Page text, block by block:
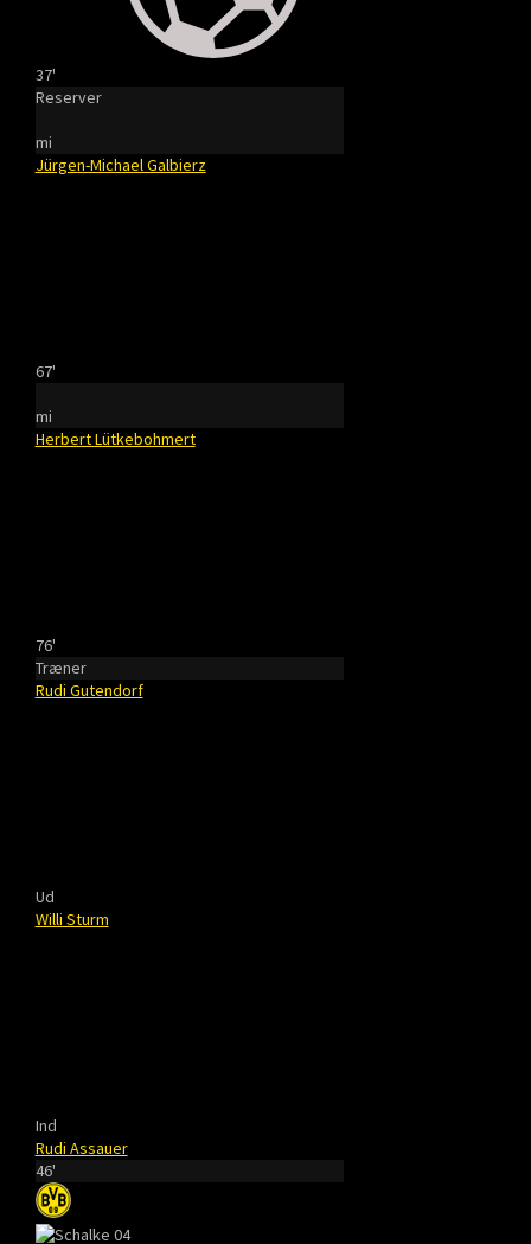
37'
Reserver
mi
Jürgen-Michael Galbierz
67'
mi
Herbert Lütkebohmert
76'
Træner
Rudi Gutendorf
Ud
Willi Sturm
Ind
Rudi Assauer
46'